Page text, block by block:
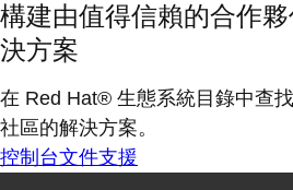
構建由值得信賴的合作
決方案
在 Red Hat® 生態系統目錄中查
社區的解決方案。
控制台文件支援